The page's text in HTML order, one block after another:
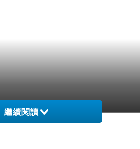
繼續閱讀